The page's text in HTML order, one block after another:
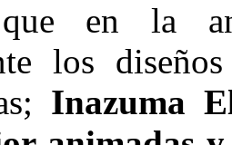
en la
los
Inazuma